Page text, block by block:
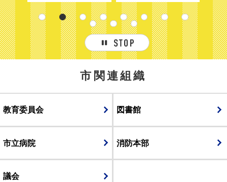
2 3 5 6
8
9
10
停止
市関連組織
教育委員会 図書館
市立病院 消防本部
議会